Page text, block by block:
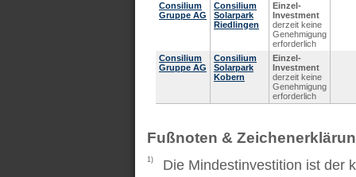
Consilium
Gruppe AG
Consilium
Solarpark
Riedlingen
Einzel-
Investment
derzeit keine
Genehmigung
erforderlich
Consilium
Gruppe AG
Consilium
Solarpark
Kobern
Einzel-
Investment
derzeit keine
Genehmigung
erforderlich
Fußnoten &
1)
Die Mindestinvestition ist der